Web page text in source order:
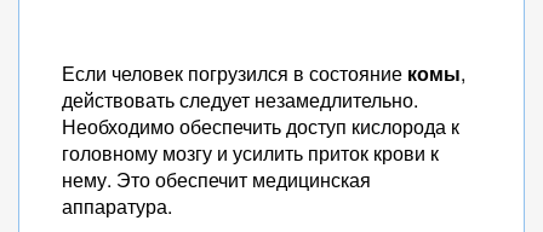
Если человек погрузился в состояние комы,
действовать следует незамедлительно.
Необходимо обеспечить доступ кислорода к
головному мозгу и усилить приток крови к
нему. Это обеспечит медицинская
аппаратура.